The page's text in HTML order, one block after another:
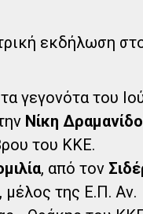
εκδήλωση
γεγονότα του
Νίκη
του ΚΚΕ.
, από τον
, μέλος της Ε.Π. Αν.